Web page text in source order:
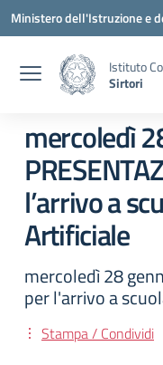
Vai ai contenuti
Vai al menu di navigazione
Vai al footer
Ministero dell'Istruzione e
Istituto
Sirtori
mercoledì
l’arrivo a
Artificiale
mercoledì 28
per l'arrivo a
Stampa / Condividi